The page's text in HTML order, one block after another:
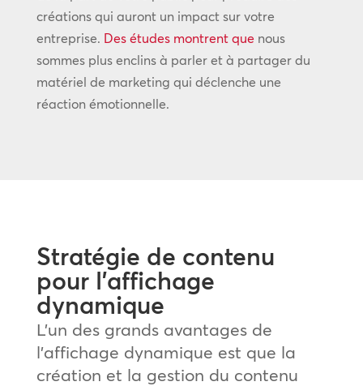
créations qui auront un impact sur votre
entreprise. Des études montrent que nous
sommes plus enclins à parler et à partager du
matériel de marketing qui déclenche une
réaction émotionnelle.
Stratégie de contenu
pour l’affichage
dynamique
L’un des grands avantages de
l’affichage dynamique est que la
création et la gestion du contenu